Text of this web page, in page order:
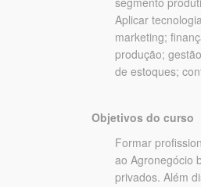
Aplicar
marketing;
produção;
de estoques;
Objetivos do curso
Formar
ao Agronegócio
privados. Além